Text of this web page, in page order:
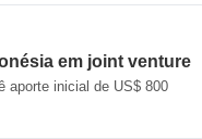
em joint venture
aporte inicial de US$ 800